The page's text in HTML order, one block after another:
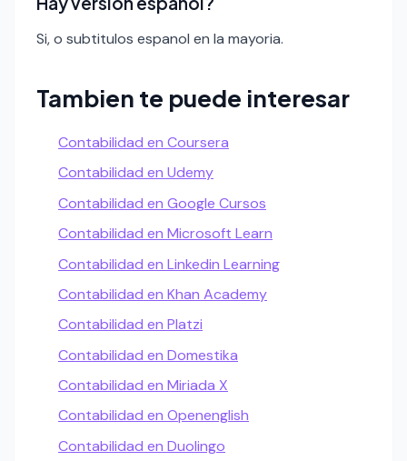
Si, o subtitulos espanol en la mayoria.
Tambien te puede interesar
Contabilidad en Coursera
Contabilidad en Udemy
Contabilidad en Google Cursos
Contabilidad en Microsoft Learn
Contabilidad en Linkedin Learning
Contabilidad en Khan Academy
Contabilidad en Platzi
Contabilidad en Domestika
Contabilidad en Miriada X
Contabilidad en Openenglish
Contabilidad en Duolingo